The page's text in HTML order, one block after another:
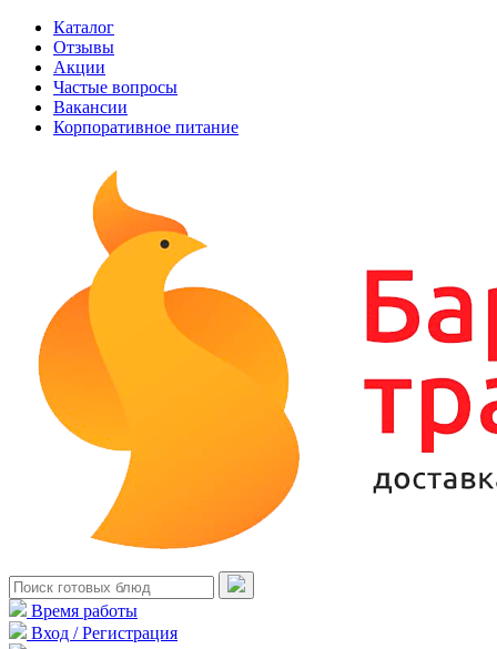
Каталог
Отзывы
Акции
Частые вопросы
Вакансии
Корпоративное питание
Время работы
Вход / Регистрация